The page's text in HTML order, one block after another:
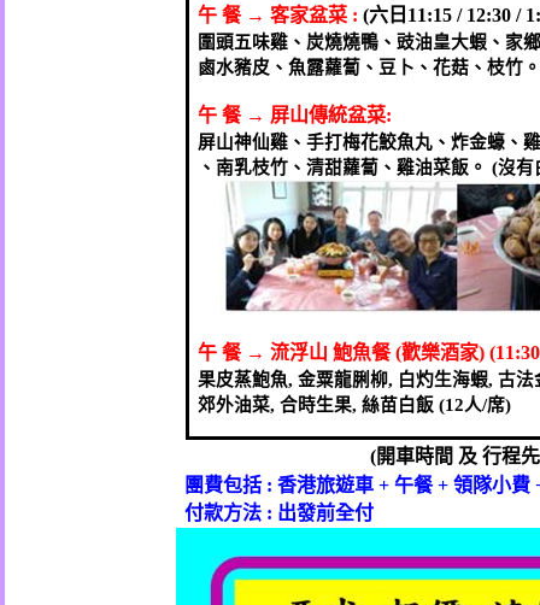
午餐 → 客家盆菜: (六日11:15 / 12:30 /
圍頭五味雞、炭燒燒鴨、豉油皇大蝦、家
鹵水豬皮、魚露蘿蔔、豆卜、花菇、枝竹
午餐 → 屏山傳統盆菜:
屏山神仙雞、手打梅花鮫魚丸、炸金蠔、
、南乳枝竹、清甜蘿蔔、雞油菜飯。 (沒有
午餐 → 流浮山 鮑魚餐(歡樂酒家)
果皮蒸鮑魚, 金粟龍脷柳, 白灼生海蝦, 古法
郊外油菜, 合時生果, 絲苗白飯 (12人/席)
(開車時間 及 行程
團費包括 :香港旅遊車 +午餐+領隊小費
付款方法 : 出發前全付